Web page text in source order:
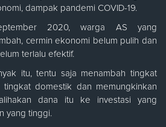
dampak pandemi COVID-19.
2020, warga AS yang
cermin ekonomi belum pulih dan
terlalu efektif.
itu, tentu saja menambah tingkat
tingkat domestik dan memungkinkan
dana itu ke investasi yang
yang tinggi.